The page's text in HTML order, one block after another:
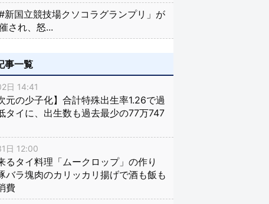
#新国立競技場クソコラグランプリ」が
され、怒...
事一覧
日 14:41
元の少子化】合計特殊出生率1.26で過
タイに、出生数も過去最少の77万747
日 12:00
るタイ料理「ムークロップ」の作り
バラ塊肉のカリッカリ揚げで酒も飯も
費